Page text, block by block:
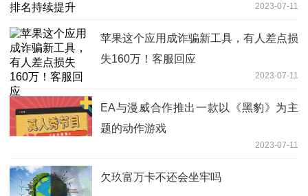
2023-07-11
苹果这个应用成诈骗新工具，有人差点损
失160万！客服回应
2023-07-11
EA与漫威合作推出一款以《黑豹》为主
题的动作游戏
2023-07-11
欠玖富万卡不还会坐牢吗